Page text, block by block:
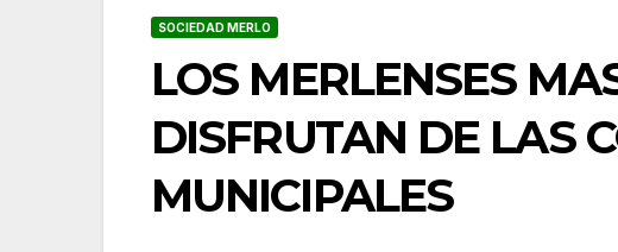
SOCIEDAD MERLO
LOS MERLENSES
DISFRUTAN DE LAS
MUNICIPALES